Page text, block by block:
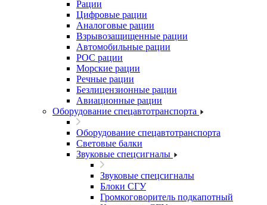
Рации
Цифровые рации
Аналоговые рации
Взрывозащищенные рации
Автомобильные рации
POC рации
Морские рации
Речные рации
Безлицензионные рации
Авиационные рации
Оборудование спецавтотранспорта
Оборудование спецавтотранспорта
Световые балки
Звуковые спецсигналы
Звуковые спецсигналы
Блоки СГУ
Громкоговоритель подкапотный